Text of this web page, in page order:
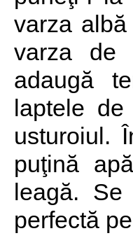
varza
varza de
adaugă
laptele
usturoiul.
puţină
leagă.
perfectă